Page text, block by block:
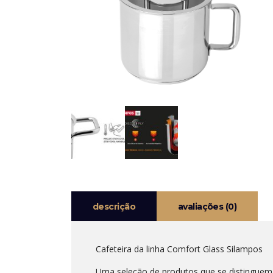
descrição avaliações (0)
Cafeteira da linha Comfort Glass Silampos